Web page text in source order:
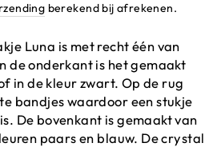
berekend bij afrekenen.
Luna is met recht één van
de onderkant is het gemaakt
in de kleur zwart. Op de rug
bandjes waardoor een stukje
De bovenkant is gemaakt van
paars en blauw. De crystal